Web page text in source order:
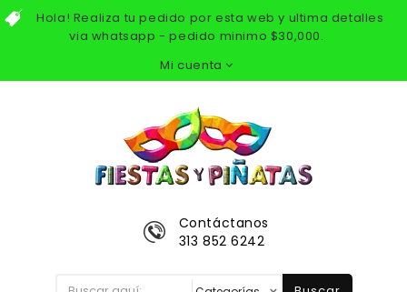
Hola! Realiza tu pedido por esta web y ultima detalles
via whatsapp - pedido minimo $30,000.
Mi cuenta
Contáctanos
313 852 6242